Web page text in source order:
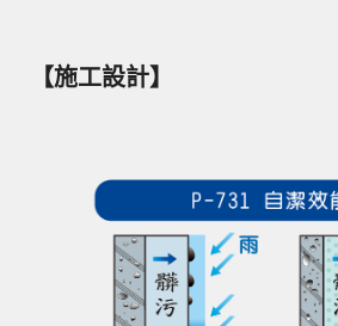
【施工設計】